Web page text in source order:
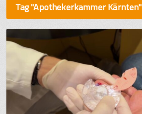
Tag "Apothekerkammer Kärnten"